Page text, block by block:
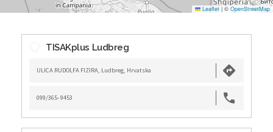
Leaflet | © OpenStreetMap
TISAKplus Ludbreg
ULICA RUDOLFA FIZIRA, Ludbreg, Hrvatska
099/365- 9453